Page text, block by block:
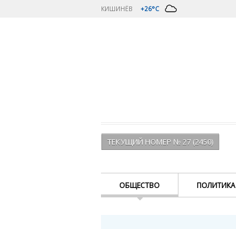
КИШИНЁВ +26°C
ТЕКУЩИЙ НОМЕР № 27 (2450)
ОБЩЕСТВО ПОЛИТИКА